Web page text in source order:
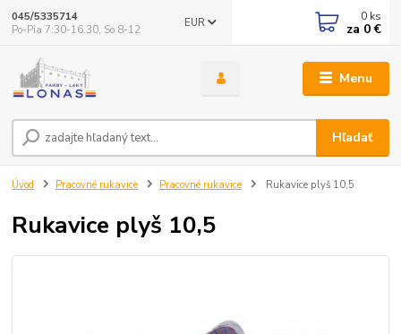
Menu
EUR
Hľadať
045/5335714
Po-Pia 7:30-16.30, So 8-12
0 ks
za 0 €
Úvod Pracovné rukavice Pracovné rukavice Rukavice plyš 10,5
Rukavice plyš 10,5